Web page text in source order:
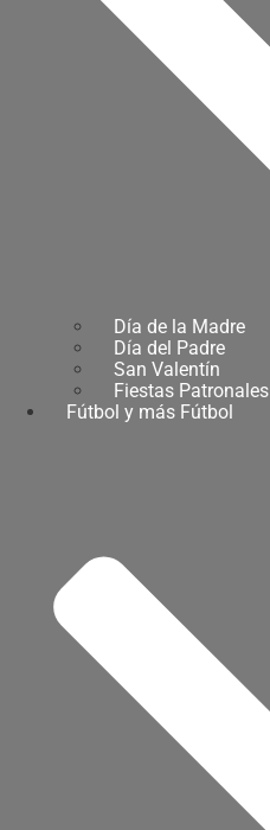
Día de la Madre
Día del Padre
San Valentín
Fiestas Patronales
Fútbol y más Fútbol